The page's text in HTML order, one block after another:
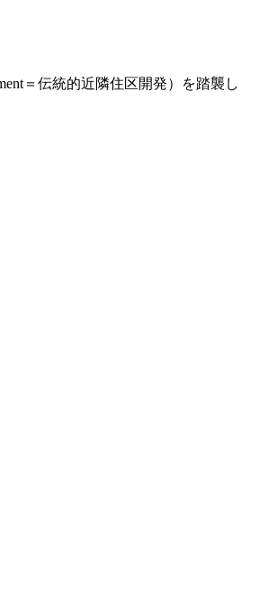
＝伝統的近隣住区開発）を踏襲し